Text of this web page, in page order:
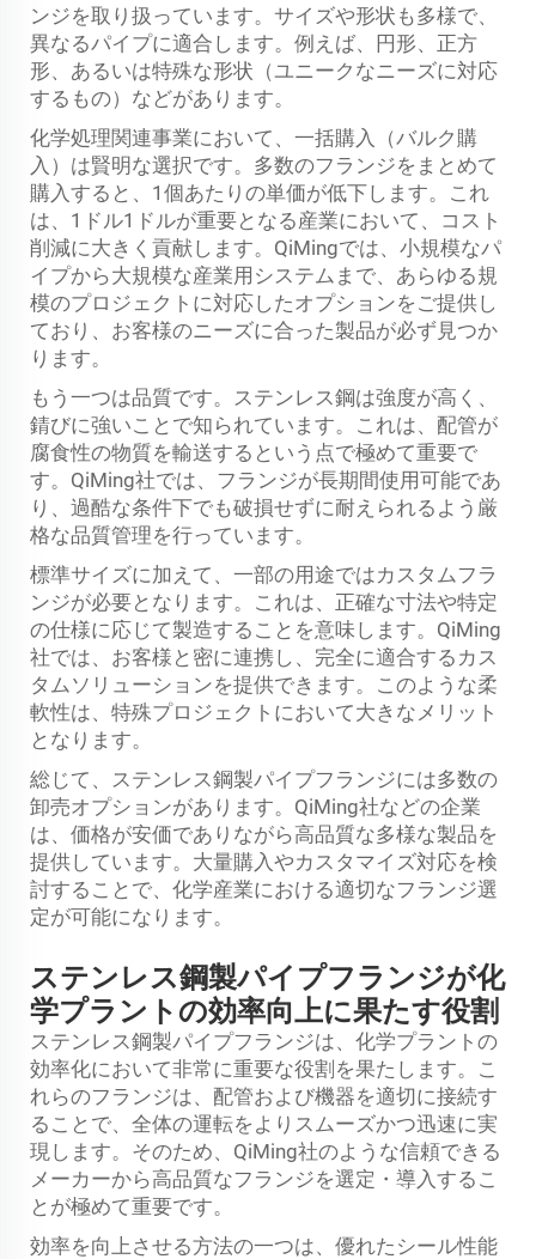
ンジを取り扱っています。サイズや形状も多様で、
異なるパイプに適合します。例えば、円形、正方
形、あるいは特殊な形状（ユニークなニーズに対応
するもの）などがあります。
化学処理関連事業において、一括購入（バルク購
入）は賢明な選択です。多数のフランジをまとめて
購入すると、1個あたりの単価が低下します。これ
は、1ドル1ドルが重要となる産業において、コスト
削減に大きく貢献します。QiMingでは、小規模なパ
イプから大規模な産業用システムまで、あらゆる規
模のプロジェクトに対応したオプションをご提供し
ており、お客様のニーズに合った製品が必ず見つか
ります。
もう一つは品質です。ステンレス鋼は強度が高く、
錆びに強いことで知られています。これは、配管が
腐食性の物質を輸送するという点で極めて重要で
す。QiMing社では、フランジが長期間使用可能であ
り、過酷な条件下でも破損せずに耐えられるよう厳
格な品質管理を行っています。
標準サイズに加えて、一部の用途ではカスタムフラ
ンジが必要となります。これは、正確な寸法や特定
の仕様に応じて製造することを意味します。QiMing
社では、お客様と密に連携し、完全に適合するカス
タムソリューションを提供できます。このような柔
軟性は、特殊プロジェクトにおいて大きなメリット
となります。
総じて、ステンレス鋼製パイプフランジには多数の
卸売オプションがあります。QiMing社などの企業
は、価格が安価でありながら高品質な多様な製品を
提供しています。大量購入やカスタマイズ対応を検
討することで、化学産業における適切なフランジ選
定が可能になります。
ステンレス鋼製パイプフランジが化
学プラントの効率向上に果たす役割
ステンレス鋼製パイプフランジは、化学プラントの
効率化において非常に重要な役割を果たします。こ
れらのフランジは、配管および機器を適切に接続す
ることで、全体の運転をよりスムーズかつ迅速に実
現します。そのため、QiMing社のような信頼できる
メーカーから高品質なフランジを選定・導入するこ
とが極めて重要です。
効率を向上させる方法の一つは、優れたシール性能